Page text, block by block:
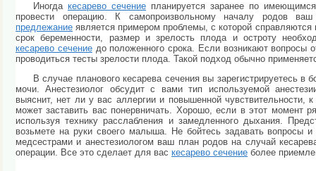
Иногда кесарево сечение планируется заранее по
провести операцию. К самопроизвольному началу родов
предлежание является примером проблемы, с которой
срок беременности, размер и зрелость плода и остроту
кесарево сечениедо положенного срока. Если возникают вопросы
проводиться тесты зрелости плода. Такой подход обычно
В случае планового кесарева сечения вы зарегистрируетесь
мочи. Анестезиолог обсудит с вами тип используемой
выяснит, нет ли у вас аллергии и повышенной чувствительности,
может заставить вас понервничать. Хорошо, если в этот момент
используя технику расслабления и замедленного дыхания.
возьмете на руки своего малыша. Не бойтесь задавать вопросы
медсестрами и анестезиологом ваш план родов на случай
операции. Все это сделает для вас кесарево сечение более